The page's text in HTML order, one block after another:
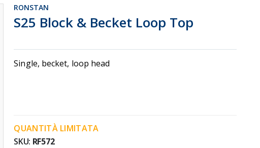
all'inizio
immagini
RONSTAN
S25 Block & Becket Loop Top
Single, becket, loop head
QUANTITÀ LIMITATA
SKU RF572